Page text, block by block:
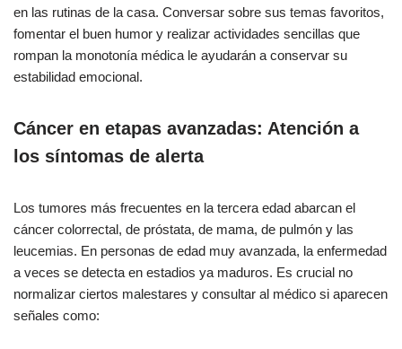
en las rutinas de la casa. Conversar sobre sus temas favoritos,
fomentar el buen humor y realizar actividades sencillas que
rompan la monotonía médica le ayudarán a conservar su
estabilidad emocional.
Cáncer en etapas avanzadas: Atención a
los síntomas de alerta
Los tumores más frecuentes en la tercera edad abarcan el
cáncer colorrectal, de próstata, de mama, de pulmón y las
leucemias. En personas de edad muy avanzada, la enfermedad
a veces se detecta en estadios ya maduros. Es crucial no
normalizar ciertos malestares y consultar al médico si aparecen
señales como: